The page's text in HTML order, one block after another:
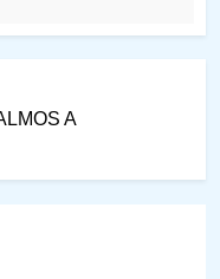
A